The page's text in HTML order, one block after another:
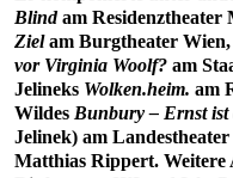
Blindam Residenztheater
Zielam Burgtheater
vor Virginia Woolf? am
Jelineks Wolken.heim. am
Wildes Bunbury – Ernst ist
Jelinek) am
Matthias Rippert. Weitere